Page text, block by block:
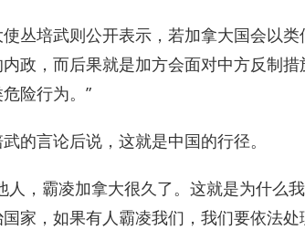
丛培武则公开表示，若加拿大国会以
政，而后果就是加方会面对中方反制
险行为。”
的言论后说，这就是中国的行径。
人，霸凌加拿大很久了。这就是为什么
家，如果有人霸凌我们，我们要依法处